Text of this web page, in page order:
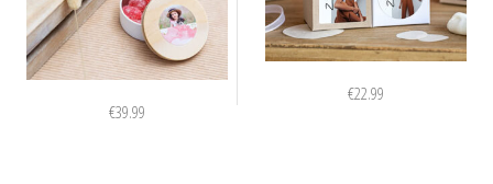
€39.99
€22.99